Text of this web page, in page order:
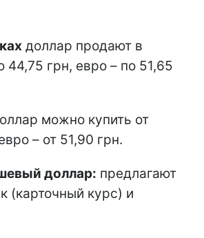
доллар продают в
44,75 грн, евро – по 51,65
можно купить от
– от 51,90 грн.
доллар: предлагают
(карточный курс) и